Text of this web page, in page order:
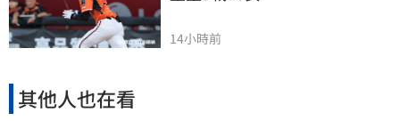
14小時前
其他人也在看